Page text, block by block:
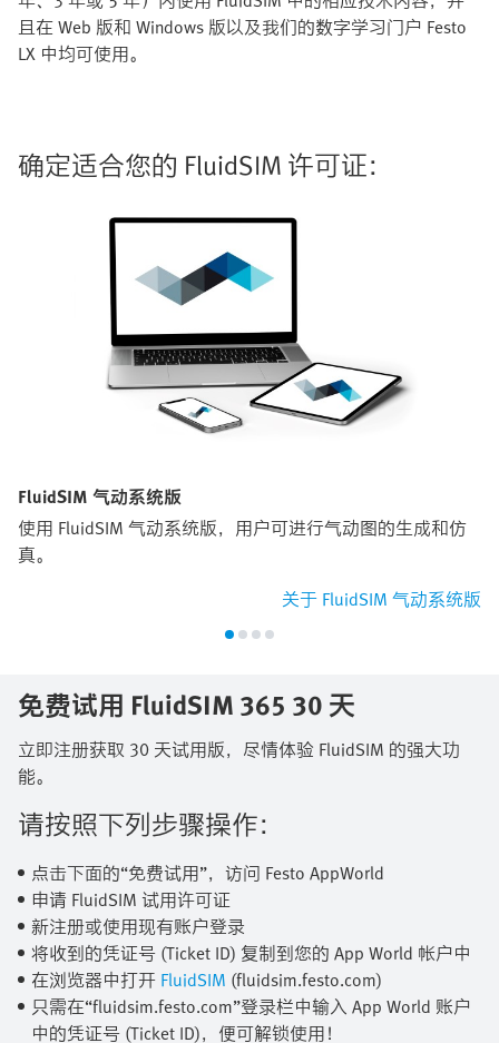
且在 Web 版和 Windows 版以及我们的数字学习门户 Festo
LX 中均可使用。
确定适合您的 FluidSIM 许可证：
FluidSIM 气动系统版
使用 FluidSIM 气动系统版，用户可进行气动图的生成和仿
真。
关于 FluidSIM 气动系统版
免费试用 FluidSIM 365 30 天
立即注册获取 30 天试用版，尽情体验 FluidSIM 的强大功
能。
请按照下列步骤操作：
点击下面的“免费试用”，访问 Festo AppWorld
申请 FluidSIM 试用许可证
新注册或使用现有账户登录
将收到的凭证号 (Ticket ID) 复制到您的 App World 帐户中
在浏览器中打开 FluidSIM (fluidsim.festo.com)
只需在“fluidsim.festo.com”登录栏中输入 App World 账户
中的凭证号 (Ticket ID)，便可解锁使用！